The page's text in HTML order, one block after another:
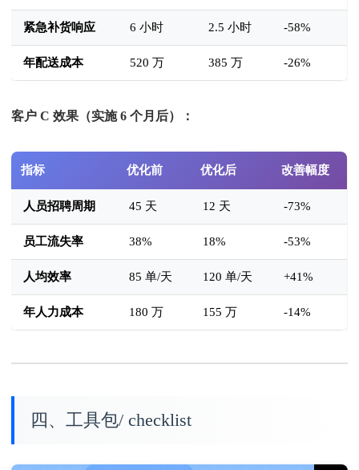
紧急补货响应 6 小时 2.5 小时 -58%
年配送成本 520 万 385 万 -26%
客户 C 效果（实施 6 个月后）：
指标 优化前 优化后 改善幅度
人员招聘周期 45 天 12 天 -73%
员工流失率 38% 18% -53%
人均效率 85 单/天 120 单/天 +41%
年人力成本 180 万 155 万 -14%
四、工具包/ checklist